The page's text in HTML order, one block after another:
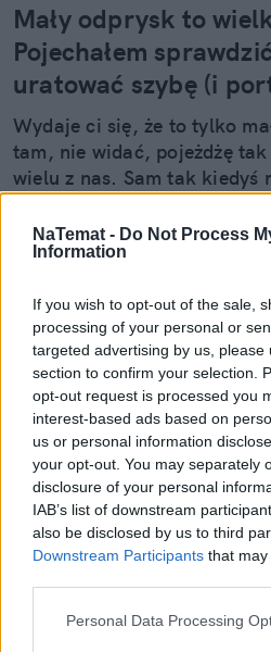
NaTemat - Do Not Process
Information
If you wish to opt-out of the sale,
processing of your personal or
targeted advertising by us, please
section to confirm your selection.
opt-out request is processed you
interest-based ads based on
us or personal information
your opt-out. You may separately
disclosure of your personal
IAB’s list of downstream
also be disclosed by us to third
Downstream Participants that
Personal Data Processing
Mały odprysk to
Pojechałem
uratować szybę (i
Wydaje ci się, że to tylko
tam, nie widać, pojeżdżę tak
wielu z nas. Sam tak kiedyś
mały odprysk na szybie to
wjedziesz w dziurę albo trafi
taniej naprawy, czeka cię
szyby. Wybrałem się do
na własne oczy zobaczyć,
sobie z takimi
Czytaj całość
REKLAMA